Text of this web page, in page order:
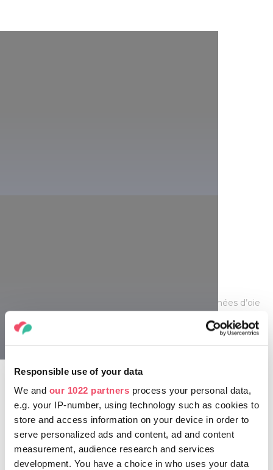
Responsible use of your data
We and our 1022 partners process your personal data,
e.g. your IP-number, using technology such as cookies to
store and access information on your device in order to
serve personalized ads and content, ad and content
measurement, audience research and services
development. You have a choice in who uses your data
Dans les villes et les villages en province, des journées d’oie
proposent également des offres spéciales dans le thème
baigner dans l’eau curative chaude ou contempler depuis la
fenêtre du sauna les arbres aux feuilles jaunissantes et à
feuilles persistantes toujours verdoyants. Dans les
établissements d’hébergement, de nombreux ateliers et
activités manuelles liés au personnage de Martin sont
proposés aux enfants.